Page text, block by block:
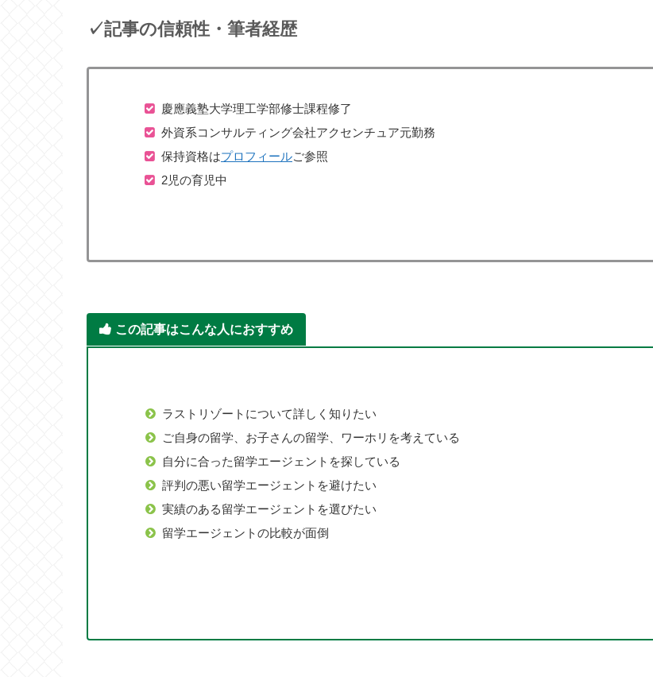
✓記事の信頼性・筆者経歴
慶應義塾大学理工学部修士課程修了
外資系コンサルティング会社アクセンチュア元勤務
保持資格はプロフィールご参照
2児の育児中
この記事はこんな人におすすめ
ラストリゾートについて詳しく知りたい
ご自身の留学、お子さんの留学、ワーホリを考えている
自分に合った留学エージェントを探している
評判の悪い留学エージェントを避けたい
実績のある留学エージェントを選びたい
留学エージェントの比較が面倒